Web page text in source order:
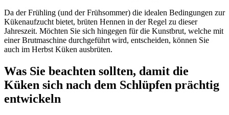
Da der Frühling (und der Frühsommer) die idealen Bedingungen zur
Kükenaufzucht bietet, brüten Hennen in der Regel zu dieser
Jahreszeit. Möchten Sie sich hingegen für die Kunstbrut, welche mit
einer Brutmaschine durchgeführt wird, entscheiden, können Sie
auch im Herbst Küken ausbrüten.
Was Sie beachten sollten, damit die
Küken sich nach dem Schlüpfen prächtig
entwickeln